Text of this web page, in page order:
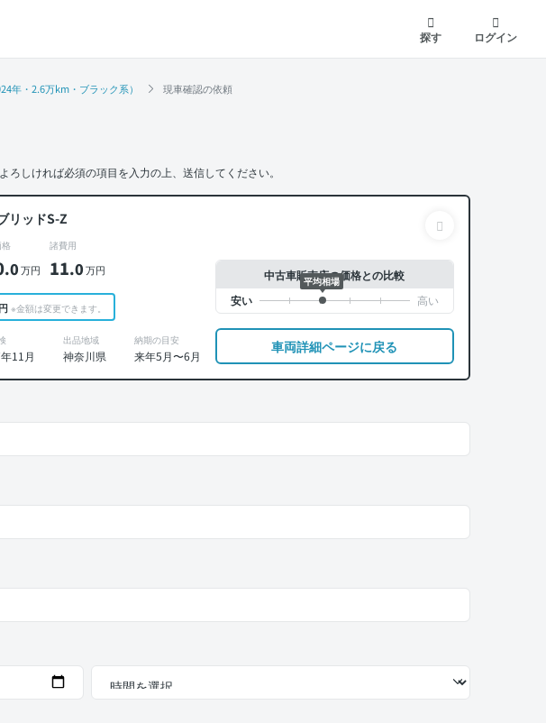
探す
ログイン
年・2.6万km・ブラック系） 現車確認の依頼
よろしければ必須の項目を入力の上、送信してください。
リッドS-Z
.0万円
諸費用
11.0万円
円 ※金額は変更できます。
11月
出品地域
神奈川県
納期の目安
来年5月〜6月
中古車販売店の価格との比較
平均相場
車両詳細ページに戻る